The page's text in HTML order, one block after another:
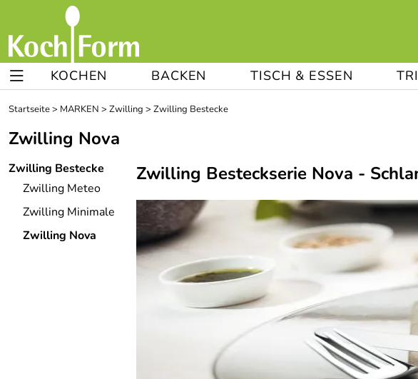
KOCHEN BACKEN TISCH & ESSEN
Startseite> MARKEN > Zwilling > Zwilling Bestecke
Zwilling Nova
Zwilling Bestecke
Zwilling Meteo
Zwilling Minimale
Zwilling Nova
Zwilling Besteckserie Nova -